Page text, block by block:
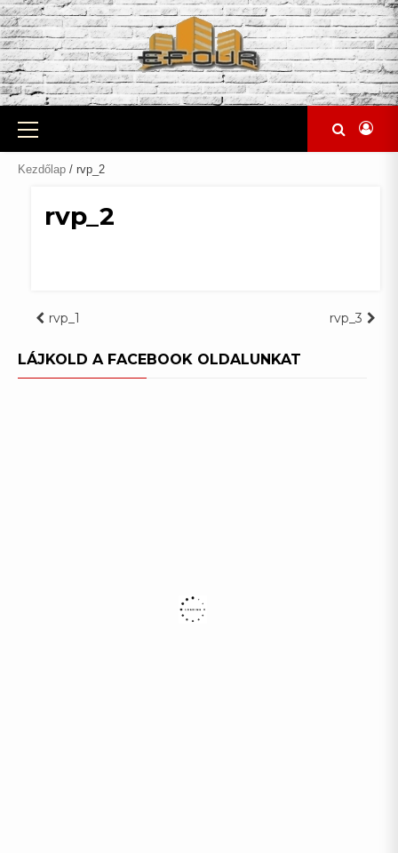
Skip
to
content
Primary
Menu
Kezdőlap / rvp_2
rvp_2
Bejegyzés
navigáció
rvp_1 rvp_3
LÁJKOLD A FACEBOOK OLDALUNKAT